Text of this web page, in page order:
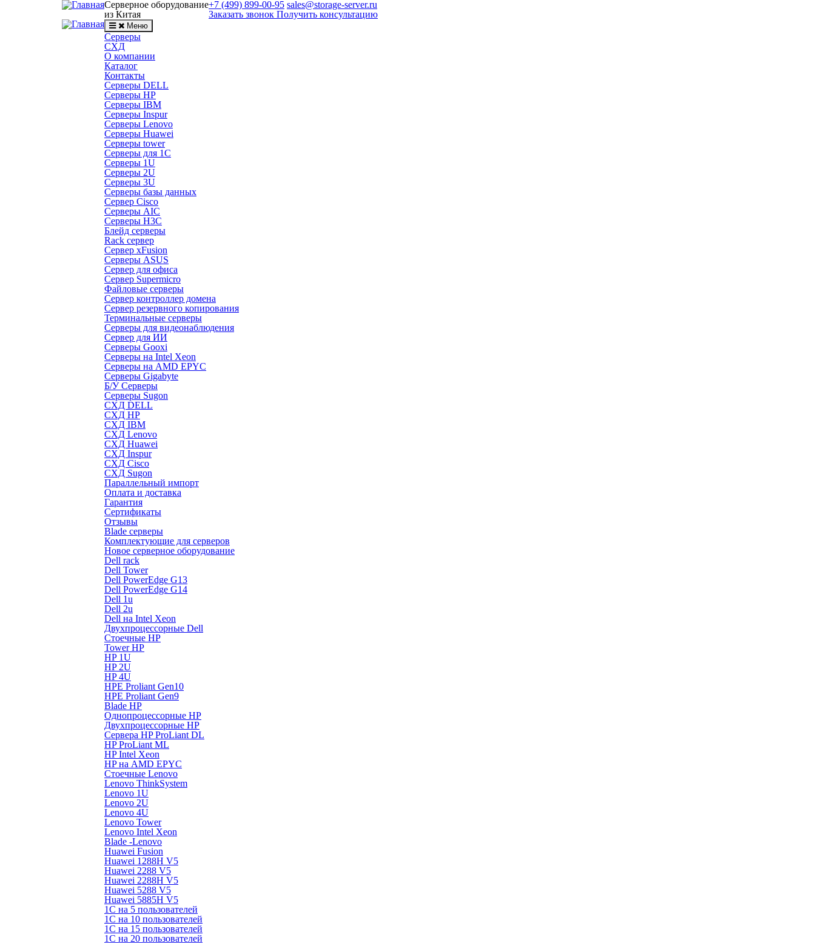
Серверное оборудование
из Китая
+7 (499) 899-00-95 sales@storage-server.ru
Заказать звонок Получить консультацию
Меню
Серверы
СХД
О компании
Каталог
Контакты
Серверы DELL
Серверы HP
Серверы IBM
Серверы Inspur
Серверы Lenovo
Серверы Huawei
Серверы tower
Серверы для 1C
Серверы 1U
Серверы 2U
Серверы 3U
Серверы базы данных
Сервер Cisco
Серверы AIC
Серверы H3C
Блейд серверы
Rack сервер
Сервер xFusion
Серверы ASUS
Сервер для офиса
Сервер Supermicro
Файловые серверы
Сервер контроллер домена
Сервер резервного копирования
Терминальные серверы
Серверы для видеонаблюдения
Сервер для ИИ
Серверы Gooxi
Серверы на Intel Xeon
Серверы на AMD EPYC
Серверы Gigabyte
Б/У Серверы
Серверы Sugon
СХД DELL
СХД HP
СХД IBM
СХД Lenovo
СХД Huawei
СХД Inspur
СХД Cisco
СХД Sugon
Параллельный импорт
Оплата и доставка
Гарантия
Сертификаты
Отзывы
Blade серверы
Комплектующие для серверов
Новое серверное оборудование
Dell rack
Dell Tower
Dell PowerEdge G13
Dell PowerEdge G14
Dell 1u
Dell 2u
Dell на Intel Xeon
Двухпроцессорные Dell
Стоечные HP
Tower HP
HP 1U
HP 2U
HP 4U
HPE Proliant Gen10
HPE Proliant Gen9
Blade HP
Однопроцессорные HP
Двухпроцессорные HP
Сервера HP ProLiant DL
HP ProLiant ML
HP Intel Xeon
HP на AMD EPYC
Стоечные Lenovo
Lenovo ThinkSystem
Lenovo 1U
Lenovo 2U
Lenovo 4U
Lenovo Tower
Lenovo Intel Xeon
Blade -Lenovo
Huawei Fusion
Huawei 1288H V5
Huawei 2288 V5
Huawei 2288H V5
Huawei 5288 V5
Huawei 5885H V5
1С на 5 пользователей
1С на 10 пользователей
1С на 15 пользователей
1С на 20 пользователей